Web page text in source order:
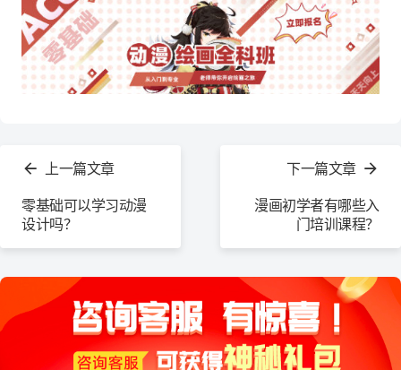
上一篇文章
零基础可以学习动漫
设计吗？
下一篇文章
漫画初学者有哪些入
门培训课程？